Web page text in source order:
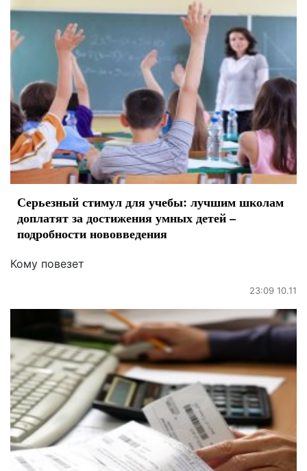
Серьезный стимул для учебы: лучшим школам
доплатят за достижения умных детей –
подробности нововведения
Кому повезет
23:09 10.11